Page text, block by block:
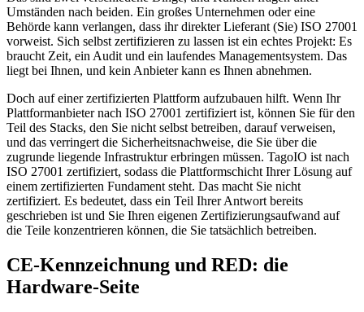
Umständen nach beiden. Ein großes Unternehmen oder eine
Behörde kann verlangen, dass ihr direkter Lieferant (Sie) ISO 27001
vorweist. Sich selbst zertifizieren zu lassen ist ein echtes Projekt: Es
braucht Zeit, ein Audit und ein laufendes Managementsystem. Das
liegt bei Ihnen, und kein Anbieter kann es Ihnen abnehmen.
Doch auf einer zertifizierten Plattform aufzubauen hilft. Wenn Ihr
Plattformanbieter nach ISO 27001 zertifiziert ist, können Sie für den
Teil des Stacks, den Sie nicht selbst betreiben, darauf verweisen,
und das verringert die Sicherheitsnachweise, die Sie über die
zugrunde liegende Infrastruktur erbringen müssen. TagoIO ist nach
ISO 27001 zertifiziert, sodass die Plattformschicht Ihrer Lösung auf
einem zertifizierten Fundament steht. Das macht Sie nicht
zertifiziert. Es bedeutet, dass ein Teil Ihrer Antwort bereits
geschrieben ist und Sie Ihren eigenen Zertifizierungsaufwand auf
die Teile konzentrieren können, die Sie tatsächlich betreiben.
CE-Kennzeichnung und RED: die
Hardware-Seite